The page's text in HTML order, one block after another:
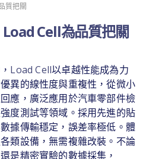
質把關
Cell為品質把關
Load Cell以卓越性能成為力
異的線性度與重複性，從微小
應，廣泛應用於汽車零部件檢
度測試等領域。採用先進的貼
據傳輸穩定，誤差率極低。體
類設備，無需複雜改裝。不論
是精密實驗的數據採集，